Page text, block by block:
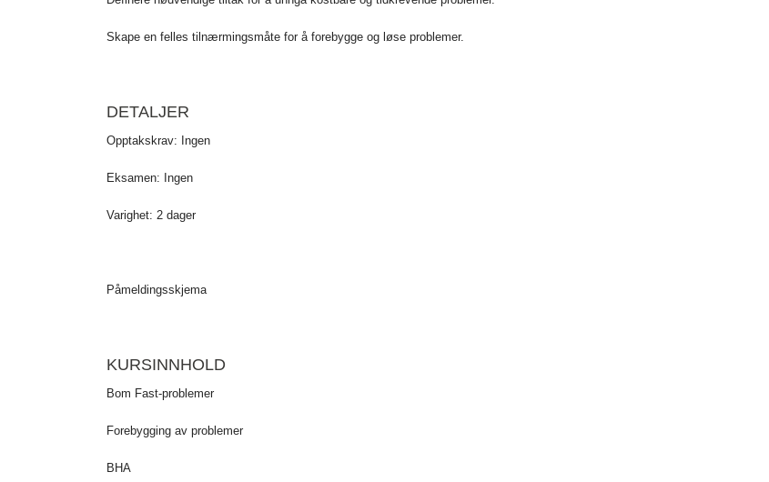
Skape en felles tilnærmingsmåte for å forebygge og løse problemer.
DETALJER
Opptakskrav: Ingen
Eksamen: Ingen
Varighet: 2 dager
Påmeldingsskjema
KURSINNHOLD
Bom Fast-problemer
Forebygging av problemer
BHA